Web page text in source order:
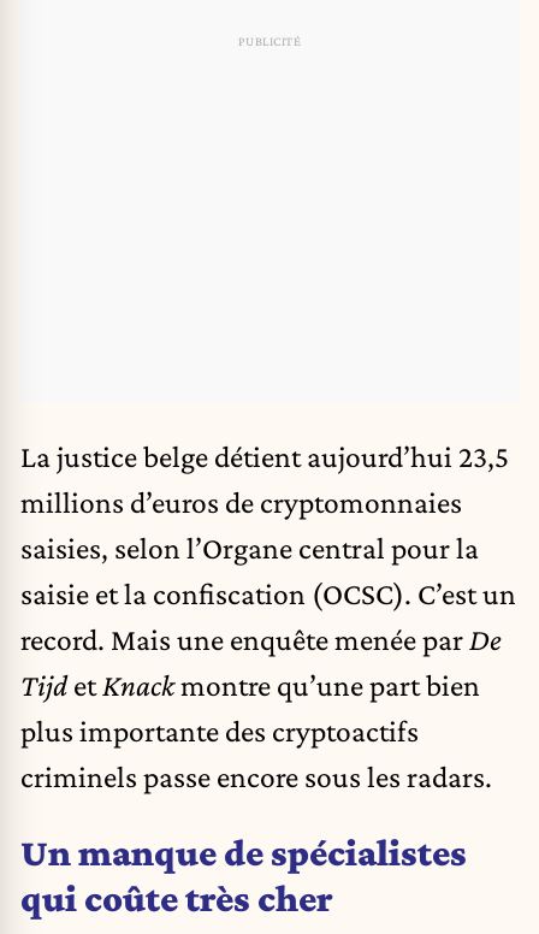
La justice belge détient aujourd’hui 23,5
millions d’euros de cryptomonnaies
saisies, selon l’Organe central pour la
saisie et la confiscation (OCSC). C’est un
record. Mais une enquête menée par De
TijdetKnackmontre qu’une part bien
plus importante des cryptoactifs
criminels passe encore sous les radars.
Un manque de spécialistes
qui coûte très cher